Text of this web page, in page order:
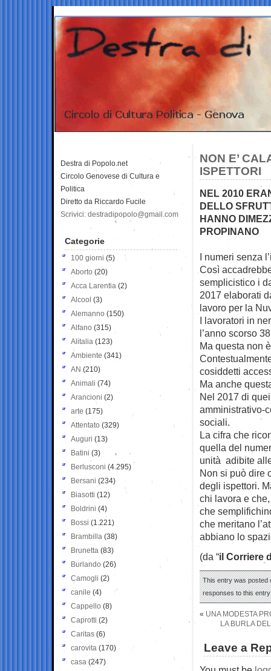
NON E’
ISPETTORI
NEL 2010
DELLO
HANNO
PROPINANO
I numeri senza
Così
semplicistico i
2017 elaborati
lavoro per la
I lavoratori in
l’anno scorso
Ma questa non
cosiddetti
Ma anche
Nel 2017 di
amministrativo-
sociali.
La cifra che
quella del
unità adibite
Non si può dire
degli ispettori.
chi lavora e
che
che meritano
abbiano lo
(da “il Corriere
This entry was posted
responses to this
« UNA MODESTA
LA BURLA
Leave a
Destra di Popolo.net
Circolo Genovese di Cultura e
Politica
Diretto da Riccardo Fucile
Scrivici: destradipopolo@gmail.com
Categorie
100 giorni (5)
Aborto (20)
Acca Larentia (2)
Alcool (3)
Alemanno (150)
Alfano (315)
Alitalia (123)
Ambiente (341)
AN (210)
Animali (74)
Arancioni (2)
arte (175)
Attentato (329)
Auguri (13)
Batini (3)
Berlusconi (4.295)
Bersani (234)
Biasotti (12)
Boldrini (4)
Bossi (1.221)
Brambilla (38)
Brunetta (83)
Burlando (26)
Camogli (2)
canile (4)
Cappello (8)
Caprotti (2)
Caritas (6)
carovita (170)
casa (247)